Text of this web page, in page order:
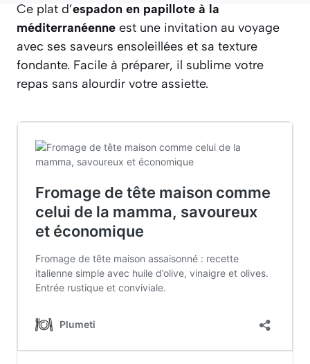
Ce plat d’espadon en papillote à la
méditerranéenne est une invitation au voyage
avec ses saveurs ensoleillées et sa texture
fondante. Facile à préparer, il sublime votre
repas sans alourdir votre assiette.